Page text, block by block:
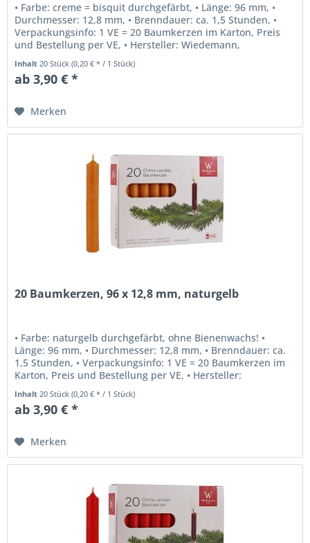
• Farbe: creme = bisquit durchgefärbt, • Länge: 96 mm, •
Durchmesser: 12,8 mm, • Brenndauer: ca. 1,5 Stunden, •
Verpackungsinfo: 1 VE = 20 Baumkerzen im Karton, Preis
und Bestellung per VE, • Hersteller: Wiedemann,
Inhalt20 Stück(0,20 € * / 1 Stück)
ab 3,90 € *
Merken
20 Baumkerzen, 96 x 12,8 mm, naturgelb
• Farbe: naturgelb durchgefärbt, ohne Bienenwachs! •
Länge: 96 mm, • Durchmesser: 12,8 mm, • Brenndauer: ca.
1,5 Stunden, • Verpackungsinfo: 1 VE = 20 Baumkerzen im
Karton, Preis und Bestellung per VE, • Hersteller:
Inhalt 20 Stück(0,20 € * / 1 Stück)
ab 3,90 € *
Merken